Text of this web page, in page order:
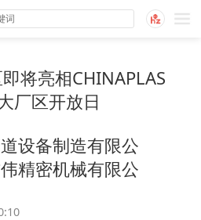
将亮相CHINAPLAS
厂区开放日
设备制造有限公
精密机械有限公